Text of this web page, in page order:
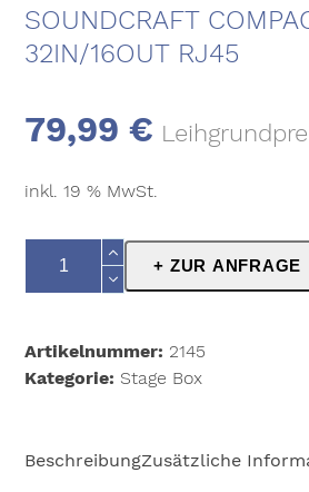
SOUNDCRAFT
32IN/16OUT RJ45
79,99€
inkl. 19 % MwSt.
Soundcraft
Compact
RJ45
Menge
+ ZUR ANFRAGE
Artikelnummer: 2145
Kategorie: Stage Box
BeschreibungZusätzliche